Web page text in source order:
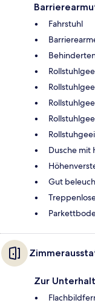
Fahrstuhl
Dusche mit
Gut
Zur